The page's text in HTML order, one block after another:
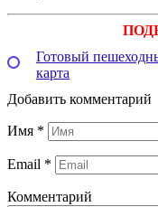
Готовый
карта
Добавить комментарий
Имя *
Email *
Комментарий